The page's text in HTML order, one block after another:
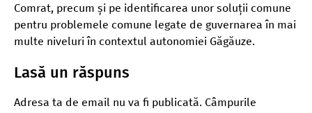
Comrat, precum și pe identificarea unor soluții comune
pentru problemele comune legate de guvernarea în mai
multe niveluri în contextul autonomiei Găgăuze.
Lasă un răspuns
Adresa ta de email nu va fi publicată. Câmpurile